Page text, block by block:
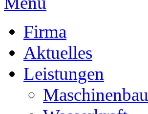
Firma
Aktuelles
Leistungen
Maschinenbau